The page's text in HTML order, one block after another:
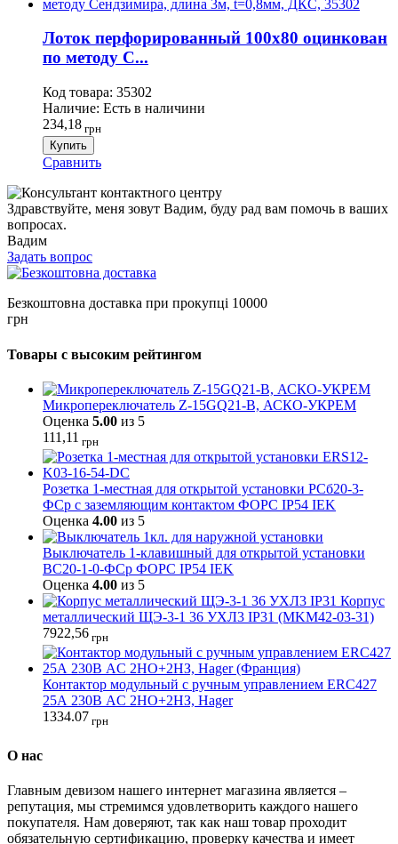
Лоток перфорированный 100х80 оцинкован
по методу С...
Код товара: 35302
Наличие: Есть в наличини
234,18 грн
Купить
Сравнить
Здравствуйте, меня зовут Вадим, буду рад вам помочь в ваших
вопросах.
Вадим
Задать вопрос
Безкоштовна доставка при прокупці 10000
грн
Товары с высоким рейтингом
Микропереключатель Z-15GQ21-B, АСКО-УКРЕМ
Оценка 5.00 из 5
111,11 грн
Розетка 1-местная для открытой установки РСб20-3-
ФСр с заземляющим контактом ФОРС IP54 IEK
Оценка 4.00 из 5
Выключатель 1-клавишный для открытой установки
ВС20-1-0-ФСр ФОРС IP54 IEK
Оценка 4.00 из 5
Корпус
металлический ЩЭ-3-1 36 УХЛ3 IP31 (MKM42-03-31)
7922,56 грн
Контактор модульный с ручным управлением ERC427
25А 230В AC 2НО+2НЗ, Hager
1334.07 грн
О нас
Главным девизом нашего интернет магазина является –
репутация, мы стремимся удовлетворить каждого нашего
покупателя. Нам доверяют, так как наш товар проходит
обязательную сертификацию, проверку качества и имеет